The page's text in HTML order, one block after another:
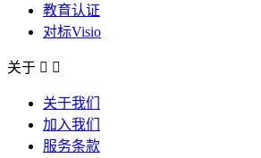
教育认证
对标Visio
关于  
关于我们
加入我们
服务条款